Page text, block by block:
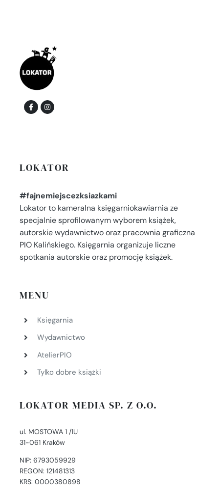
LOKATOR
#fajnemiejscezksiazkami
Lokator to kameralna księgarniokawiarnia ze
specjalnie sprofilowanym wyborem książek,
autorskie wydawnictwo oraz pracownia graficzna
PIO Kalińskiego. Księgarnia organizuje liczne
spotkania autorskie oraz promocję książek.
MENU
Księgarnia
Wydawnictwo
AtelierPIO
Tylko dobre książki
LOKATOR MEDIA SP. Z O.O.
ul. MOSTOWA 1 /1U
31-061 Kraków
NIP: 6793059929
REGON: 121481313
KRS: 0000380898